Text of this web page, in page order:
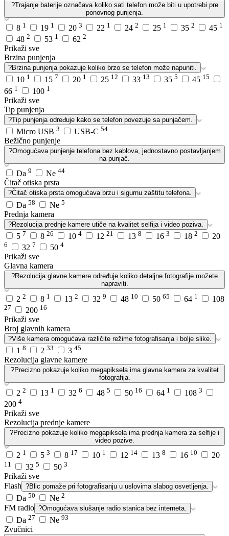
?Trajanje baterije označava koliko sati telefon može biti u upotrebi pre
ponovnog punjenja.
8 1 19 1 20 3 22 1 24 2 25 1 35 2 45 1
48 2 53 1 62 2
Prikaži sve
Brzina punjenja
?Brzina punjenja pokazuje koliko brzo se telefon može napuniti.
10 1 15 7 20 1 25 12 33 13 35 5 45 15
66 1 100 1
Prikaži sve
Tip punjenja
?Tip punjenja određuje kako se telefon povezuje sa punjačem.
Micro USB 3 USB-C 54
Bežično punjenje
?Omogućava punjenje telefona bez kablova, jednostavno postavljanjem
na punjač.
Da 9 Ne 44
Čitač otiska prsta
?Čitač otiska prsta omogućava brzu i sigurnu zaštitu telefona.
Da 58 Ne 5
Prednja kamera
?Rezolucija prednje kamere utiče na kvalitet selfija i video poziva.
5 7 8 26 10 4 12 21 13 8 16 3 18 2 20
6 32 7 50 4
Prikaži sve
Glavna kamera
?Rezolucija glavne kamere određuje koliko detaljne fotografije možete
napraviti.
2 2 8 1 13 2 32 9 48 10 50 65 64 1 108
27 200 16
Prikaži sve
Broj glavnih kamera
?Više kamera omogućava različite režime fotografisanja i bolje slike.
1 8 2 33 3 45
Rezolucija glavne kamere
?Precizno pokazuje koliko megapiksela ima glavna kamera za kvalitet
fotografija.
2 2 13 1 32 6 48 5 50 16 64 1 108 3
200 4
Prikaži sve
Rezolucija prednje kamere
?Precizno pokazuje koliko megapiksela ima prednja kamera za selfije i
video pozive.
2 1 5 3 8 17 10 1 12 14 13 8 16 10 20
11 32 5 50 3
Prikaži sve
Flash ?Blic pomaže pri fotografisanju u uslovima slabog osvetljenja.
Da 50 Ne 2
FM radio ?Omogućava slušanje radio stanica bez interneta.
Da 27 Ne 93
Zvučnici